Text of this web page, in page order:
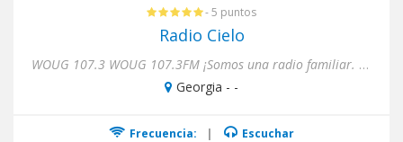
- 5 puntos
Radio Cielo
WOUG 107.3 WOUG 107.3FM ¡Somos una radio familiar. Te damos lo último en música y noticias de la comunidad hispana...
Georgia - -
Frecuencia: | Escuchar